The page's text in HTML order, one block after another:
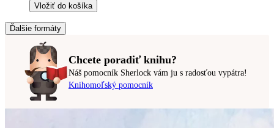
Vložiť do košíka
Ďalšie formáty
Chcete poradiť knihu?
Náš pomocník Sherlock vám ju s radosťou vypátra!
Knihomoľský pomocník